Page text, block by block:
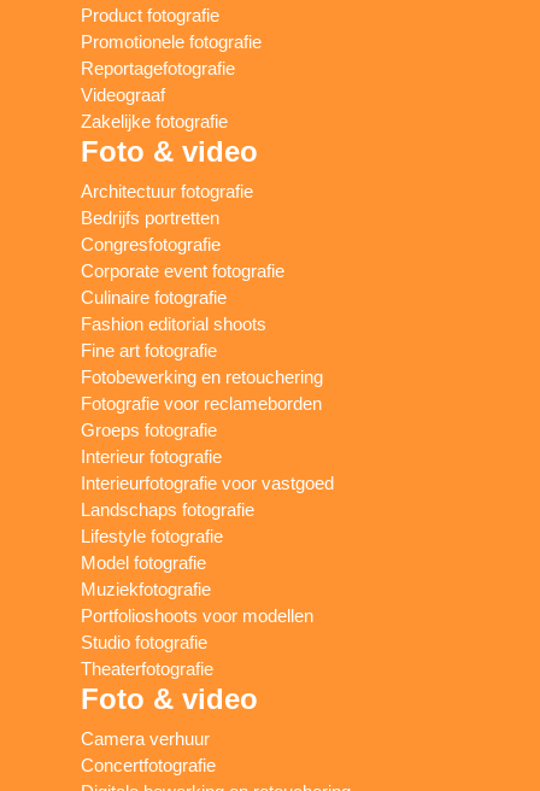
Product fotografie
Promotionele fotografie
Reportagefotografie
Videograaf
Zakelijke fotografie
Foto & video
Architectuur fotografie
Bedrijfs portretten
Congresfotografie
Corporate event fotografie
Culinaire fotografie
Fashion editorial shoots
Fine art fotografie
Fotobewerking en retouchering
Fotografie voor reclameborden
Groeps fotografie
Interieur fotografie
Interieurfotografie voor vastgoed
Landschaps fotografie
Lifestyle fotografie
Model fotografie
Muziekfotografie
Portfolioshoots voor modellen
Studio fotografie
Theaterfotografie
Foto & video
Camera verhuur
Concertfotografie